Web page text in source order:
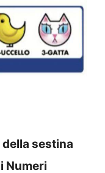
sestina
Numeri